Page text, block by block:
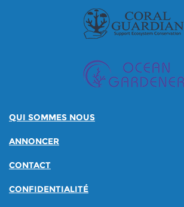
QUI SOMMES NOUS
ANNONCER
CONTACT
CONFIDENTIALITÉ